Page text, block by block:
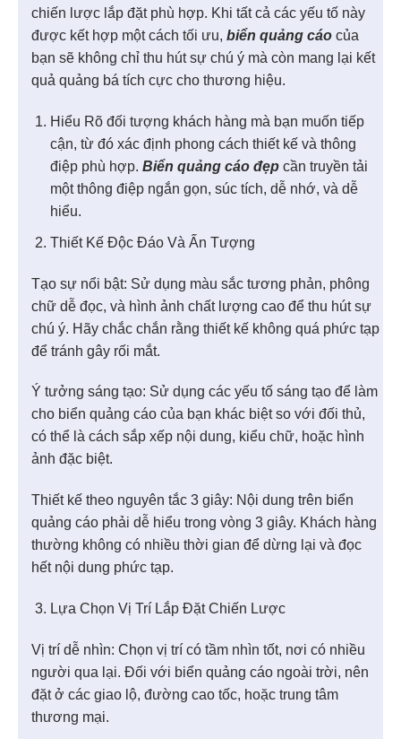
chiến lược lắp đặt phù hợp. Khi tất cả các yếu tố này
được kết hợp một cách tối ưu, biển quảng cáo của
bạn sẽ không chỉ thu hút sự chú ý mà còn mang lại kết
quả quảng bá tích cực cho thương hiệu.
Hiểu Rõ đối tượng khách hàng mà bạn muốn tiếp
cận, từ đó xác định phong cách thiết kế và thông
điệp phù hợp. Biển quảng cáo đẹpcần truyền tải
một thông điệp ngắn gọn, súc tích, dễ nhớ, và dễ
hiểu.
Thiết Kế Độc Đáo Và Ấn Tượng
Tạo sự nổi bật: Sử dụng màu sắc tương phản, phông
chữ dễ đọc, và hình ảnh chất lượng cao để thu hút sự
chú ý. Hãy chắc chắn rằng thiết kế không quá phức tạp
để tránh gây rối mắt.
Ý tưởng sáng tạo: Sử dụng các yếu tố sáng tạo để làm
cho biển quảng cáo của bạn khác biệt so với đối thủ,
có thể là cách sắp xếp nội dung, kiểu chữ, hoặc hình
ảnh đặc biệt.
Thiết kế theo nguyên tắc 3 giây: Nội dung trên biển
quảng cáo phải dễ hiểu trong vòng 3 giây. Khách hàng
thường không có nhiều thời gian để dừng lại và đọc
hết nội dung phức tạp.
Lựa Chọn Vị Trí Lắp Đặt Chiến Lược
Vị trí dễ nhìn: Chọn vị trí có tầm nhìn tốt, nơi có nhiều
người qua lại. Đối với biển quảng cáo ngoài trời, nên
đặt ở các giao lộ, đường cao tốc, hoặc trung tâm
thương mại.